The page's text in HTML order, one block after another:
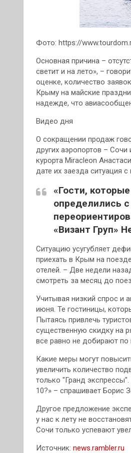
Фото: https://
Основная причина –
светит и на лето», –
оценке, количество
Крыму на майские
надежде, что
Видео дня
О сокращении продаж
других аэропортов –
курорта Miracleon
дате их заезда ситуация
«Гости,
определились
«Визант Груп»
Ситуацию усугубляет
приехать в Крым на
отелей. – Две недели
смотреть за месяц до
Учитывая низкий спрос и
июня. Те гостиницы,
Пытаясь привлечь
существенную скидку на
все равно не добирают по
Какие меры могут
увеличить количество
только "Гранд
10?» – спрашивает Борис
Другое предложение
у нас к лету не
Сочи только успевают
Источник: news.rambler.ru